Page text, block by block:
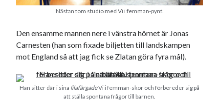
nostalgi ord radio recept
reklam resa sekrutt skola
sommar språk
Stockholm svenska tåg
USA
Nästan tom studio med Vi i femman-pynt.
Den ensamme mannen nere i vänstra hörnet är Jonas
Carnesten (han som fixade biljetten till landskampen
mot England så att jag fick se Zlatan göra fyra mål).
Han sitter där i sina lilafärgadeVi i femman-skor och förbereder sig på
att ställa spontana frågor till barnen.